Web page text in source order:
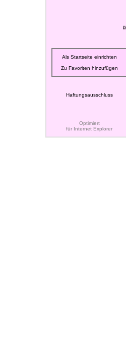
Die
Als Startseite einrichten
Zu Favoriten hinzufügen
Haftungsausschluss
Optimiert
für Internet Explorer